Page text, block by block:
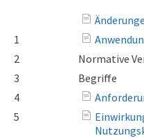
1
2
Normative
3
Begriffe
4
5